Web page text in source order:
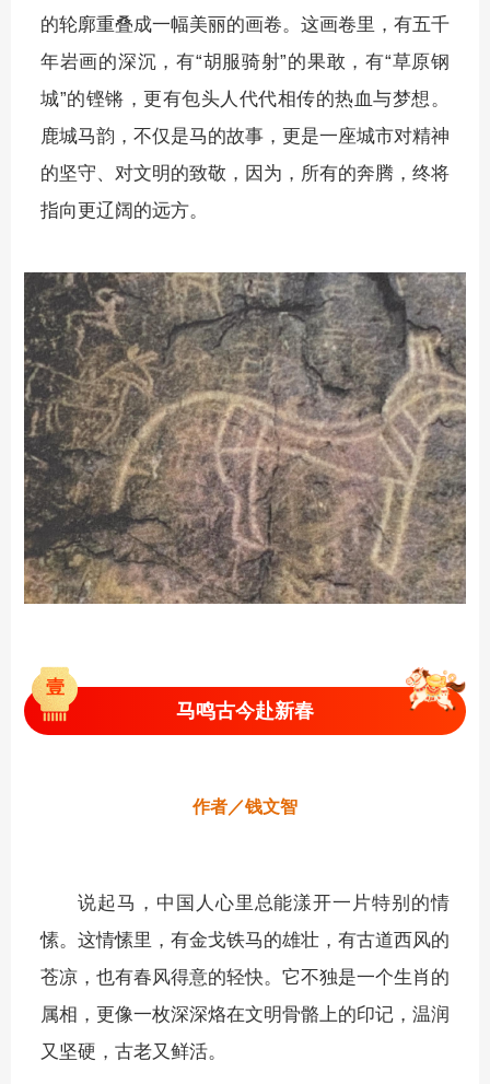
的轮廓重叠成一幅美丽的画卷。这画卷里，有五千
年岩画的深沉，有“胡服骑射”的果敢，有“草原钢
城”的铿锵，更有包头人代代相传的热血与梦想。
鹿城马韵，不仅是马的故事，更是一座城市对精神
的坚守、对文明的致敬，因为，所有的奔腾，终将
指向更辽阔的远方。
壹
马鸣古今赴新春
作者／钱文智
说起马，中国人心里总能漾开一片特别的情
愫。这情愫里，有金戈铁马的雄壮，有古道西风的
苍凉，也有春风得意的轻快。它不独是一个生肖的
属相，更像一枚深深烙在文明骨骼上的印记，温润
又坚硬，古老又鲜活。